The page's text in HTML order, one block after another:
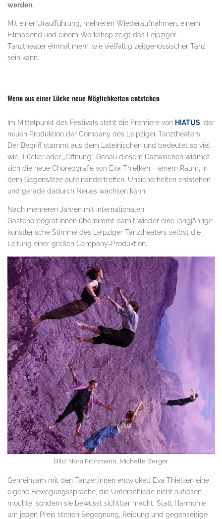
werden.
Mit einer Uraufführung, mehreren Wiederaufnahmen, einem
Filmabend und einem Workshop zeigt das Leipziger
Tanztheater einmal mehr, wie vielfältig zeitgenössischer Tanz
sein kann.
Wenn aus einer Lücke neue Möglichkeiten entstehen
Im Mittelpunkt des Festivals steht die Premiere von HIATUS , der
neuen Produktion der Company des Leipziger Tanztheaters.
Der Begriff stammt aus dem Lateinischen und bedeutet so viel
wie „Lücke“ oder „Öffnung“. Genau diesem Dazwischen widmet
sich die neue Choreografie von Eva Thielken – einem Raum, in
dem Gegensätze aufeinandertreffen, Unsicherheiten entstehen
und gerade dadurch Neues wachsen kann.
Nach mehreren Jahren mit internationalen
Gastchoreograf:innen übernimmt damit wieder eine langjährige
künstlerische Stimme des Leipziger Tanztheaters selbst die
Leitung einer großen Company-Produktion.
Bild: Nora Frohmann, Michelle Berger
Gemeinsam mit den Tänzer:innen entwickelt Eva Thielken eine
eigene Bewegungssprache, die Unterschiede nicht auflösen
möchte, sondern sie bewusst sichtbar macht. Statt Harmonie
um jeden Preis stehen Begegnung, Reibung und gegenseitige